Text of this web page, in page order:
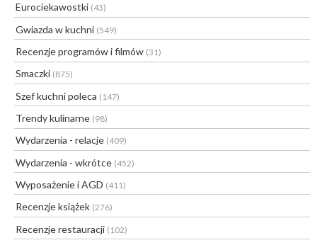
Eurociekawostki (43)
Gwiazda w kuchni (549)
Recenzje programów i filmów (31)
Smaczki (875)
Szef kuchni poleca (147)
Trendy kulinarne (98)
Wydarzenia - relacje (409)
Wydarzenia - wkrótce (452)
Wyposażenie i AGD (411)
Recenzje książek (276)
Recenzje restauracji (102)